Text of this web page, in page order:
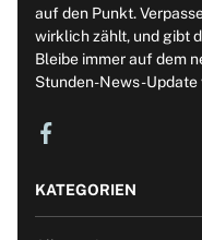
auf den Punkt.
wirklich zählt, und gibt
Bleibe immer auf dem
Stunden-News-Update
KATEGORIEN